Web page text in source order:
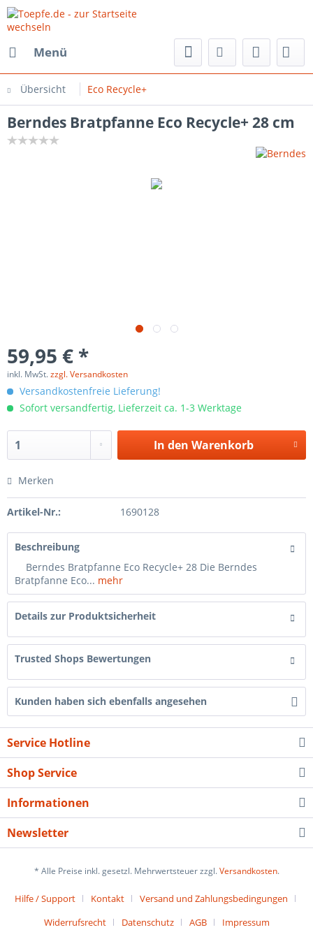
Menü
Übersicht Eco Recycle+
Berndes Bratpfanne Eco Recycle+ 28 cm
59,95 € *
inkl. MwSt.zzgl. Versandkosten
Versandkostenfreie Lieferung!
Sofort versandfertig, Lieferzeit ca. 1-3 Werktage
In den Warenkorb
Merken
Artikel-Nr.: 1690128
Beschreibung
Berndes Bratpfanne Eco Recycle+ 28 Die Berndes
Bratpfanne Eco... mehr
Details zur Produktsicherheit
Trusted Shops Bewertungen
Kunden haben sich ebenfalls angesehen
Service Hotline
Shop Service
Informationen
Newsletter
* Alle Preise inkl. gesetzl. Mehrwertsteuer zzgl.Versandkosten.
Hilfe / Support Kontakt
Versand und Zahlungsbedingungen
Widerrufsrecht
Datenschutz AGB Impressum